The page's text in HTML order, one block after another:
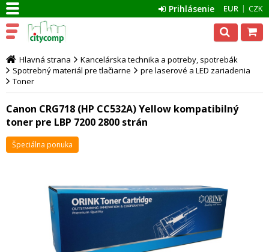
EUR CZK
Prihlásenie
Hlavná strana
Kancelárska technika a potreby, spotrebák
Spotrebný materiál pre tlačiarne
pre laserové a LED zariadenia
Toner
Canon CRG718 (HP CC532A) Yellow kompatibilný
toner pre LBP 7200 2800 strán
Špeciálna ponuka